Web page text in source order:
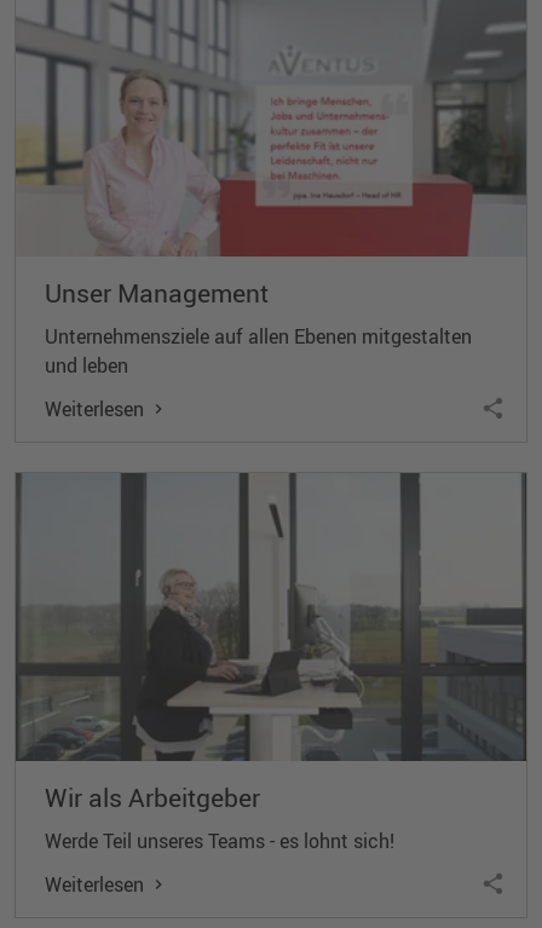
Unser Management
Unternehmensziele auf allen Ebenen mitgestalten
und leben
Weiterlesen
Wir als Arbeitgeber
Werde Teil unseres Teams - es lohnt sich!
Weiterlesen